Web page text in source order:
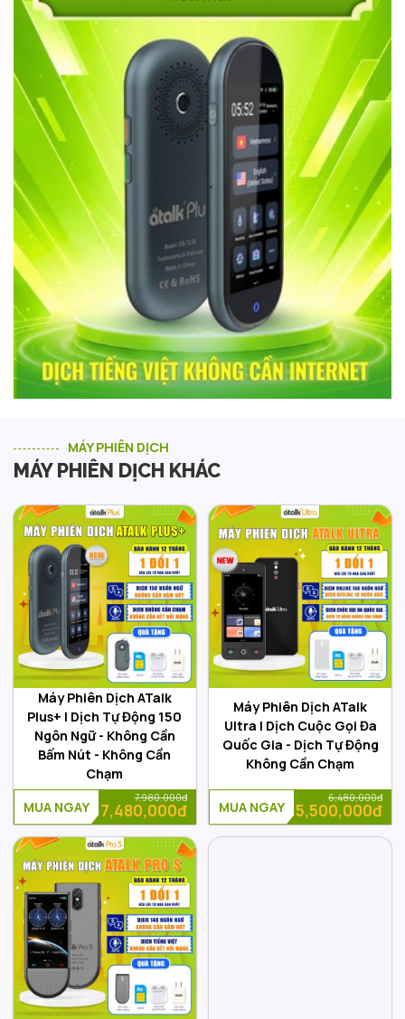
MÁY PHIÊN DỊCH
MÁY PHIÊN DỊCH KHÁC
Máy Phiên Dịch ATalk
Plus+ | Dịch Tự Động 150
Ngôn Ngữ - Không Cần
Bấm Nút - Không Cần
Chạm
MUA NGAY
7,980,000đ
7,480,000đ
Máy Phiên Dịch ATalk
Ultra | Dịch Cuộc Gọi Đa
Quốc Gia - Dịch Tự Động
Không Cần Chạm
MUA NGAY
6,480,000đ
5,500,000đ